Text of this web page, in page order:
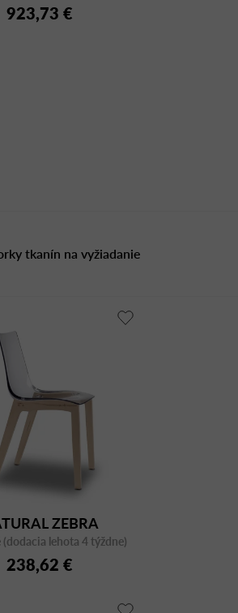
tkanín na vyžiadanie
923,73 €
ZEBRA
2805
lehota 4 týždne)
238,62 €